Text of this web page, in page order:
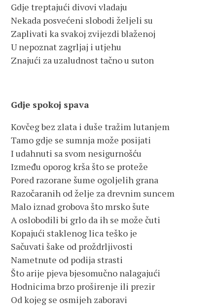
Gdje treptajući divovi vladaju
Nekada posvećeni slobodi željeli su
Zaplivati ka svakoj zvijezdi blaženoj
U nepoznat zagrljaj i utjehu
Znajući za uzaludnost tačno u suton
Gdje spokoj spava
Kovčeg bez zlata i duše tražim lutanjem
Tamo gdje se sumnja može posijati
I udahnuti sa svom nesigurnošću
Između oporog krša što se proteže
Pored razorane šume ogoljelih grana
Razočaranih od želje za drevnim suncem
Malo iznad grobova što mrsko šute
A oslobodili bi grlo da ih se može čuti
Kopajući staklenog lica teško je
Sačuvati šake od proždrljivosti
Nametnute od podija strasti
Što arije pjeva bjesomučno nalagajući
Hodnicima brzo proširenje ili prezir
Od kojeg se osmijeh zaboravi